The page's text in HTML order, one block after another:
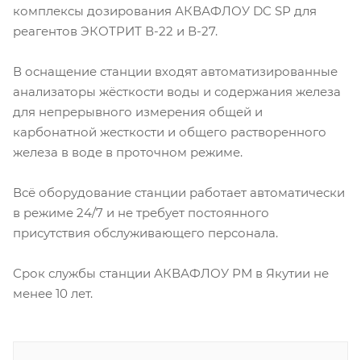
комплексы дозирования АКВАФЛОУ DC SР для
реагентов ЭКОТРИТ В-22 и В-27.
В оснащение станции входят автоматизированные
анализаторы жёсткости воды и содержания железа
для непрерывного измерения общей и
карбонатной жесткости и общего растворенного
железа в воде в проточном режиме.
Всё оборудование станции работает автоматически
в режиме 24/7 и не требует постоянного
присутствия обслуживающего персонала.
Срок службы станции АКВАФЛОУ РМ в Якутии не
менее 10 лет.